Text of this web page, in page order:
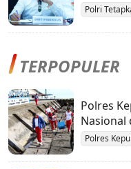
Polri
TERPOPULER
Polres
Nasional
Polres